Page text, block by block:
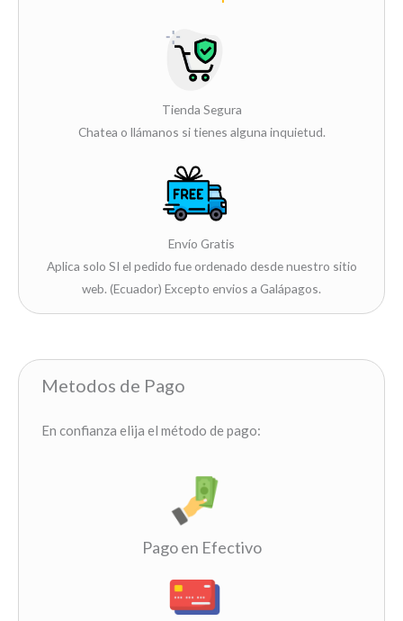
Tienda Segura
Chatea o llámanos si tienes alguna inquietud.
Envío Gratis
Aplica solo SI el pedido fue ordenado desde nuestro sitio
web. (Ecuador) Excepto envios a Galápagos.
Metodos de Pago
En confianza elija el método de pago:
Pago en Efectivo